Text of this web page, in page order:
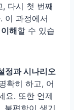
다시 첫 번째
이 과정에서
해할 수 있습
정과 시나리오
확히 하고, 어
요. 또한 언제